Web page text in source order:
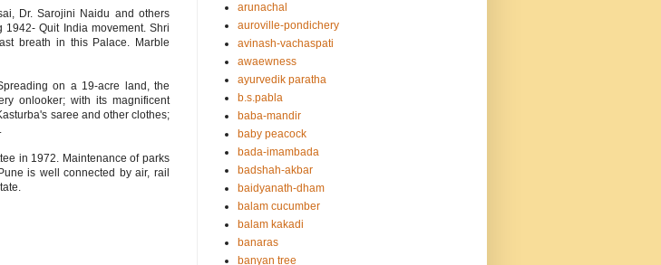
Dr. Sarojini Naidu and others
Quit India movement. Shri
breath in this Palace. Marble
on a 19-acre land, the
onlooker; with its magnificent
saree and other clothes;
in 1972. Maintenance of parks
is well connected by air, rail
arunachal
auroville-pondichery
avinash-vachaspati
awaewness
ayurvedik paratha
b.s.pabla
baba-mandir
baby peacock
bada-imambada
badshah-akbar
baidyanath-dham
balam cucumber
balam kakadi
banaras
banyan tree